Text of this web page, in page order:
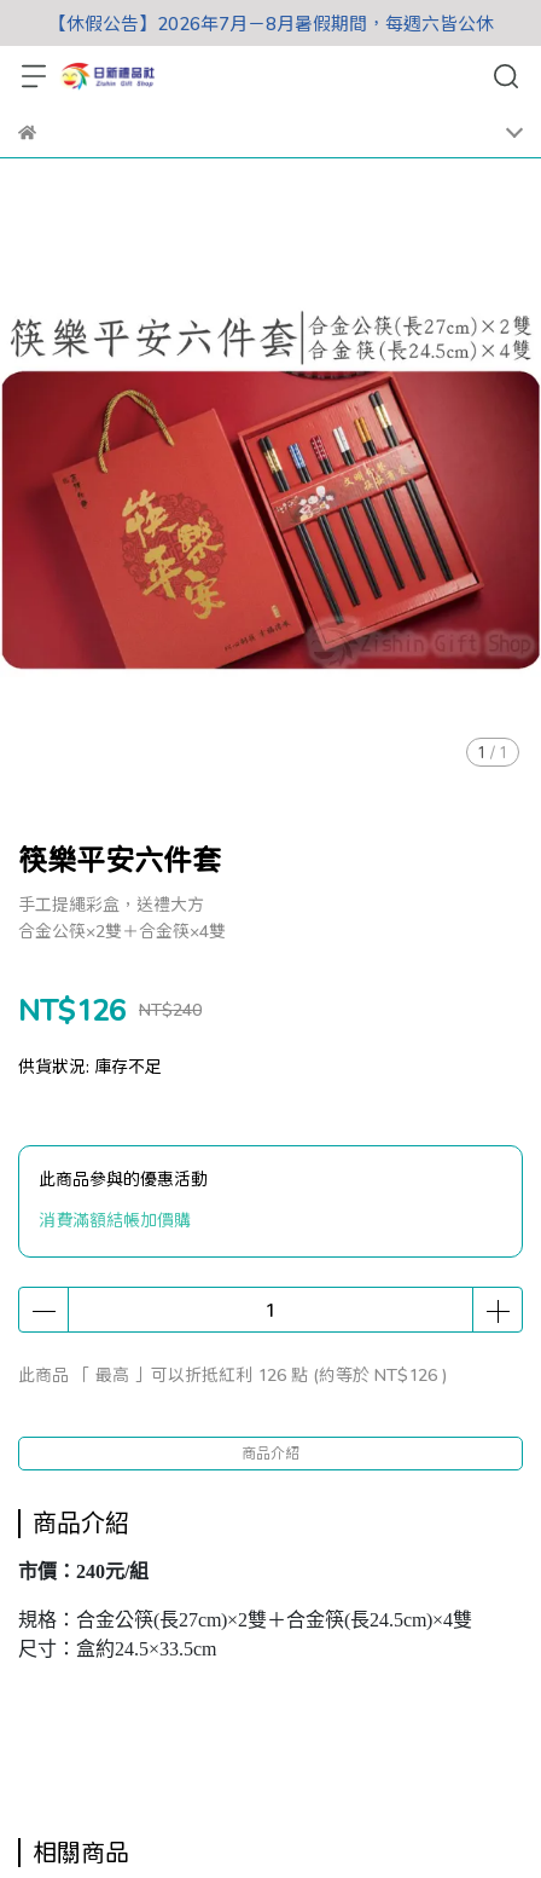
【休假公告】2026年7月－8月暑假期間，每週六皆公休
1 / 1
筷樂平安六件套
手工提繩彩盒，送禮大方
合金公筷×2雙＋合金筷×4雙
NT$126 NT$240
供貨狀況: 庫存不足
此商品參與的優惠活動
消費滿額結帳加價購
此商品 「 最高 」可以折抵紅利 126 點 (約等於 NT$126 )
商品介紹
商品介紹
市價：240元/組
規格：合金公筷(長27cm)×2雙＋合金筷(長24.5cm)×4雙
尺寸：盒約24.5×33.5cm
相關商品